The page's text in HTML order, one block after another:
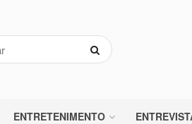
ENTRETENIMENTO